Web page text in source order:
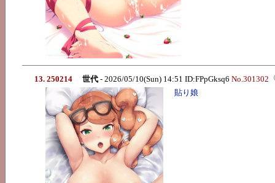
13. 250214 世代 - 2026/05/10(Sun) 14:51 ID:FPpGksq6 No.301302
貼り娘